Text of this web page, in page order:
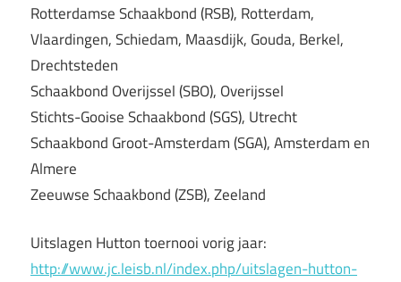
Rotterdamse Schaakbond (RSB), Rotterdam,
Vlaardingen, Schiedam, Maasdijk, Gouda, Berkel,
Drechtsteden
Schaakbond Overijssel (SBO), Overijssel
Stichts-Gooise Schaakbond (SGS), Utrecht
Schaakbond Groot-Amsterdam (SGA), Amsterdam en
Almere
Zeeuwse Schaakbond (ZSB), Zeeland
Uitslagen Hutton toernooi vorig jaar:
http://www.jc.leisb.nl/index.php/uitslagen-hutton-